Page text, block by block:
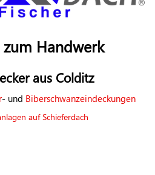
Handwerk
aus Colditz
- und Biberschwanzeindeckungen
auf Schieferdach